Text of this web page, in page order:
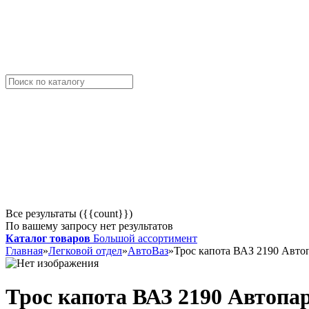
Все результаты ({{count}})
По вашему запросу нет результатов
Каталог товаров Большой ассортимент
Главная»Легковой отдел»АвтоВаз»Трос капота ВАЗ 2190
Трос капота ВАЗ 2190